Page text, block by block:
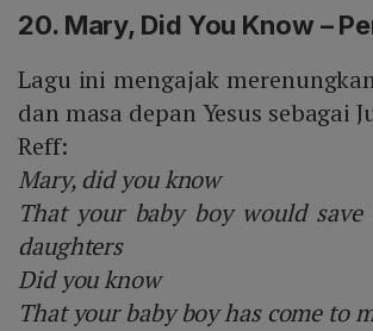
20. Mary, Did You Know –
Lagu ini mengajak
dan masa depan Yesus sebagai
Reff:
Mary, did you know
That your baby boy would
daughters
Did you know
That your baby boy has come to